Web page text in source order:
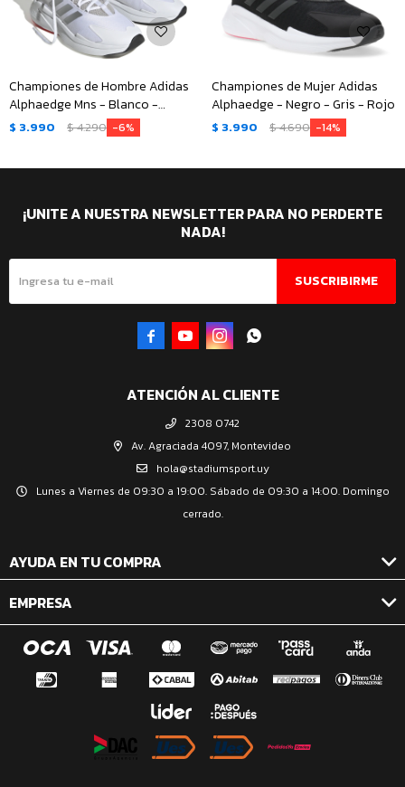
Championes de Hombre Adidas
Alphaedge Mns - Blanco -
Plateado - Gris
$ 3.990 $4.290 6
Championes de Mujer Adidas
Alphaedge - Negro - Gris - Rojo
$ 3.990 $4.690 14
ATENCIÓN AL CLIENTE
2308 0742
Av. Agraciada 4097, Montevideo
hola@stadiumsport.uy
Lunes a Viernes de 09:30 a 19:00. Sábado de 09:30 a 14:00. Domingo
cerrado.
AYUDA EN TU COMPRA
EMPRESA
¡UNITE A NUESTRA NEWSLETTER PARA NO PERDERTE
NADA!
SUSCRIBIRME
   